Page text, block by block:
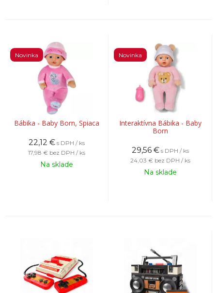
Bábika - Baby Born, Spiaca
Novinka
22,12 € s DPH / ks
17,98 € bez DPH / ks
Na sklade
Interaktívna Bábika - Baby
Born
Novinka
29,56 € s DPH / ks
24,03 € bez DPH / ks
Na sklade